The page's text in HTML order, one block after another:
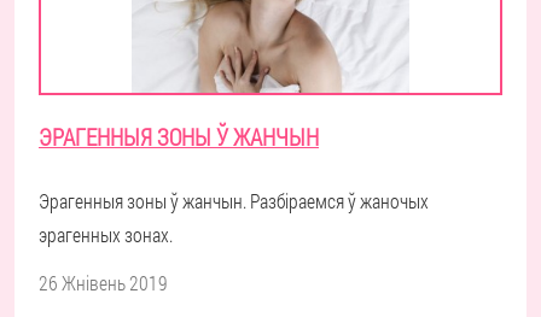
ЭРАГЕННЫЯ ЗОНЫ Ў ЖАНЧЫН
Эрагенныя зоны ў жанчын. Разбіраемся ў жаночых
эрагенных зонах.
26 Жнівень 2019